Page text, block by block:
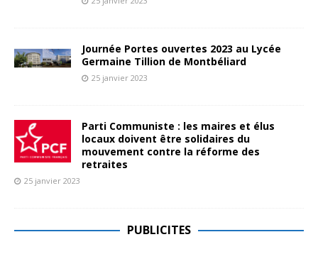
Journée Portes ouvertes 2023 au Lycée
Germaine Tillion de Montbéliard
25 janvier 2023
Parti Communiste : les maires et élus
locaux doivent être solidaires du
mouvement contre la réforme des
retraites
25 janvier 2023
PUBLICITES